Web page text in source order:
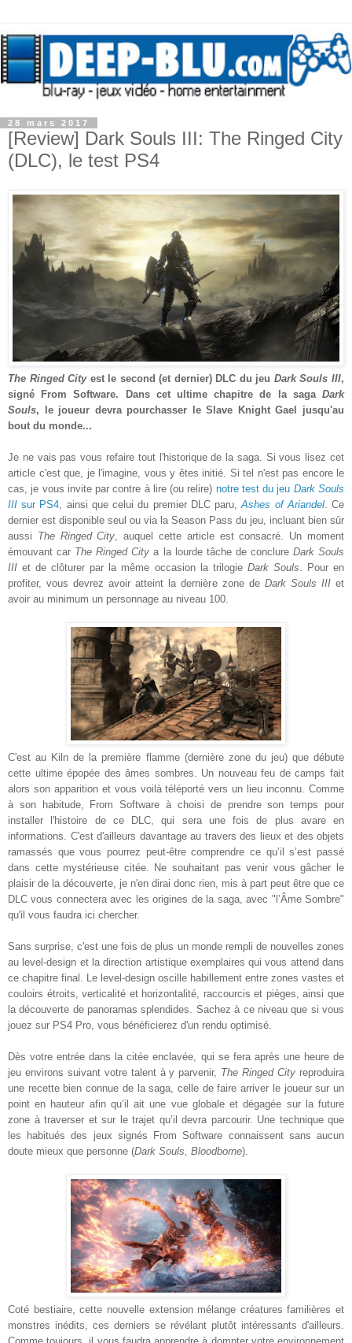
28 mars 2017
[Review] Dark Souls III: The Ringed City
(DLC), le test PS4
The Ringed Cityest le second (et dernier) DLC du jeu Dark Souls III,
signé From Software. Dans cet ultime chapitre de la saga Dark
Souls, le joueur devra pourchasser le Slave Knight Gael jusqu'au
bout du monde...
Je ne vais pas vous refaire tout l'historique de la saga. Si vous lisez cet
article c'est que, je l'imagine, vous y êtes initié. Si tel n'est pas encore le
cas, je vous invite par contre à lire (ou relire) notre test du jeu Dark Souls
III sur PS4 , ainsi que celui du premier DLC paru,Ashes of Ariandel. Ce
dernier est disponible seul ou via la Season Pass du jeu, incluant bien sûr
aussi The Ringed City , auquel cette article est consacré. Un moment
émouvant car The Ringed City a la lourde tâche de conclure Dark Souls
III et de clôturer par la même occasion la trilogie Dark Souls . Pour en
profiter, vous devrez avoir atteint la dernière zone de Dark Souls IIIet
avoir au minimum un personnage au niveau 100.
C'est au Kiln de la première flamme (dernière zone du jeu) que débute
cette ultime épopée des âmes sombres. Un nouveau feu de camps fait
alors son apparition et vous voilà téléporté vers un lieu inconnu. Comme
à son habitude, From Software à choisi de prendre son temps pour
installer l'histoire de ce DLC, qui sera une fois de plus avare en
informations. C'est d'ailleurs davantage au travers des lieux et des objets
ramassés que vous pourrez peut-être comprendre ce qu’il s’est passé
dans cette mystérieuse citée. Ne souhaitant pas venir vous gâcher le
plaisir de la découverte, je n'en dirai donc rien, mis à part peut être que ce
DLC vous connectera avec les origines de la saga, avec "l’Âme Sombre"
qu'il vous faudra ici chercher.
Sans surprise, c'est une fois de plus un monde rempli de nouvelles zones
au level-design et la direction artistique exemplaires qui vous attend dans
ce chapitre final. Le level-design oscille habillement entre zones vastes et
couloirs étroits, verticalité et horizontalité, raccourcis et pièges, ainsi que
la découverte de panoramas splendides. Sachez à ce niveau que si vous
jouez sur PS4 Pro, vous bénéficierez d'un rendu optimisé.
Dès votre entrée dans la citée enclavée, qui se fera après une heure de
jeu environs suivant votre talent à y parvenir, The Ringed City reproduira
une recette bien connue de la saga, celle de faire arriver le joueur sur un
point en hauteur afin qu’il ait une vue globale et dégagée sur la future
zone à traverser et sur le trajet qu’il devra parcourir. Une technique que
les habitués des jeux signés From Software connaissent sans aucun
doute mieux que personne (Dark Souls, Bloodborne).
Coté bestiaire, cette nouvelle extension mélange créatures familières et
monstres inédits, ces derniers se révélant plutôt intéressants d'ailleurs.